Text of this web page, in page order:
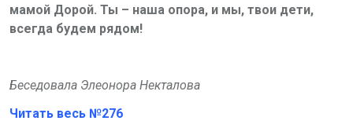
мамой Дорой. Ты – наша опора, и мы, твои дети,
всегда будем рядом!
Беседовала Элеонора Некталова
Читать весь №276